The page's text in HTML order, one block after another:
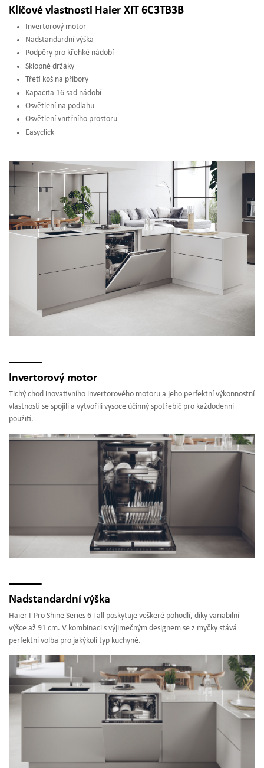
Klíčové vlastnosti Haier XIT 6C3TB3B
Invertorový motor
Nadstandardní výška
Podpěry pro křehké nádobí
Sklopné držáky
Třetí koš na příbory
Kapacita 16 sad nádobí
Osvětlení na podlahu
Osvětlení vnitřního prostoru
Easyclick
Invertorový motor
Tichý chod inovativního invertorového motoru a jeho perfektní výkonnostní
vlastnosti se spojili a vytvořili vysoce účinný spotřebič pro každodenní
použití.
Nadstandardní výška
Haier I-Pro Shine Series 6 Tall poskytuje veškeré pohodlí, díky variabilní
výšce až 91 cm. V kombinaci s výjimečným designem se z myčky stává
perfektní volba pro jakýkoli typ kuchyně.